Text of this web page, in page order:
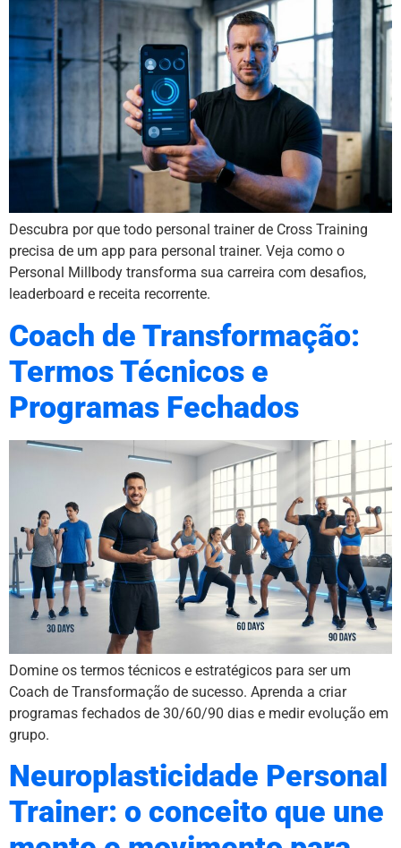
Descubra por que todo personal trainer de Cross Training
precisa de um app para personal trainer. Veja como o
Personal Millbody transforma sua carreira com desafios,
leaderboard e receita recorrente.
Coach de Transformação:
Termos Técnicos e
Programas Fechados
Domine os termos técnicos e estratégicos para ser um
Coach de Transformação de sucesso. Aprenda a criar
programas fechados de 30/60/90 dias e medir evolução em
grupo.
Neuroplasticidade Personal
Trainer: o conceito que une